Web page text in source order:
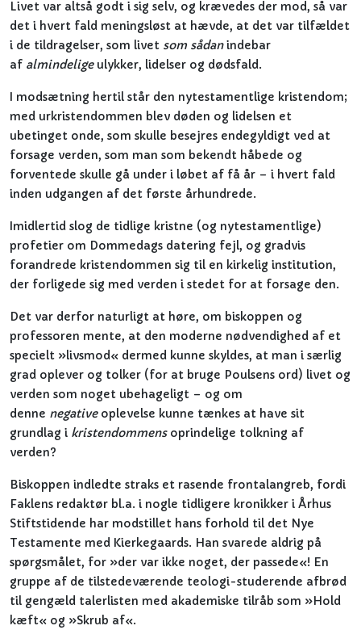
Livet var altså godt i sig selv, og krævedes der mod, så var
det i hvert fald meningsløst at hævde, at det var tilfældet
i de tildragelser, som livet som sådanindebar
af almindeligeulykker, lidelser og dødsfald.
I modsætning hertil står den nytestamentlige kristendom;
med urkristendommen blev døden og lidelsen et
ubetinget onde, som skulle besejres endegyldigt ved at
forsage verden, som man som bekendt håbede og
forventede skulle gå under i løbet af få år – i hvert fald
inden udgangen af det første århundrede.
Imidlertid slog de tidlige kristne (og nytestamentlige)
profetier om Dommedags datering fejl, og gradvis
forandrede kristendommen sig til en kirkelig institution,
der forligede sig med verden i stedet for at forsage den.
Det var derfor naturligt at høre, om biskoppen og
professoren mente, at den moderne nødvendighed af et
specielt »livsmod« dermed kunne skyldes, at man i særlig
grad oplever og tolker (for at bruge Poulsens ord) livet og
verden som noget ubehageligt – og om
denne negativeoplevelse kunne tænkes at have sit
grundlag i kristendommensoprindelige tolkning af
verden?
Biskoppen indledte straks et rasende frontalangreb, fordi
Faklens redaktør bl.a. i nogle tidligere kronikker i Århus
Stiftstidende har modstillet hans forhold til det Nye
Testamente med Kierkegaards. Han svarede aldrig på
spørgsmålet, for »der var ikke noget, der passede«! En
gruppe af de tilstedeværende teologi-studerende afbrød
til gengæld talerlisten med akademiske tilråb som »Hold
kæft« og »Skrub af«.